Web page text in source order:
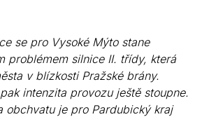
se pro Vysoké Mýto stane
problémem silnice II. třídy, která
v blízkosti Pražské brány.
intenzita provozu ještě stoupne.
obchvatu je pro Pardubický kraj